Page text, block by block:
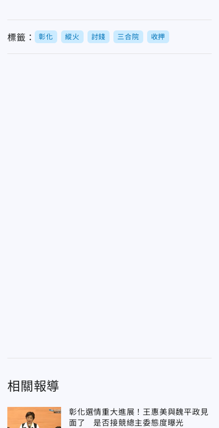
標籤： 彰化 縱火 討錢 三合院 收押
相關報導
彰化選情重大進展！王惠美與魏平政見
面了 是否接競總主委態度曝光